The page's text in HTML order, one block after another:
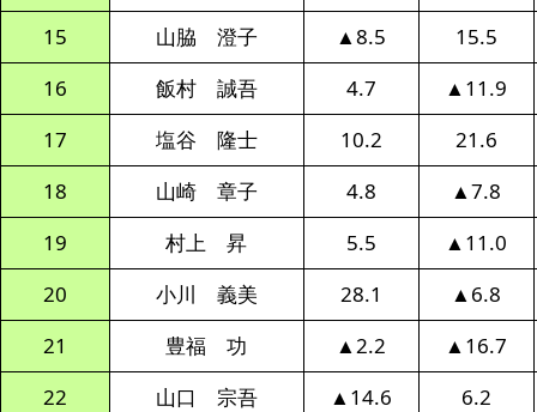
15
山脇 澄子 ▲8.5
15.5
16
飯村 誠吾 4.7
▲11.9
17
塩谷 隆士 10.2
21.6
18
山崎 章子 4.8
▲7.8
19
村上 昇 5.5
▲11.0
20
小川 義美 28.1
▲6.8
21
豊福 功 ▲2.2
▲16.7
22
山口 宗吾 ▲14.6
6.2